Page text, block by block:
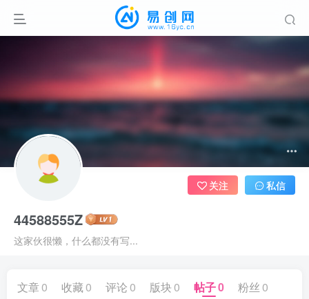
44588555Z
这家伙很懒，什么都没有写...
关注 私信
文章0 收藏 0 评论 0 版块 0 帖子0 粉丝 0